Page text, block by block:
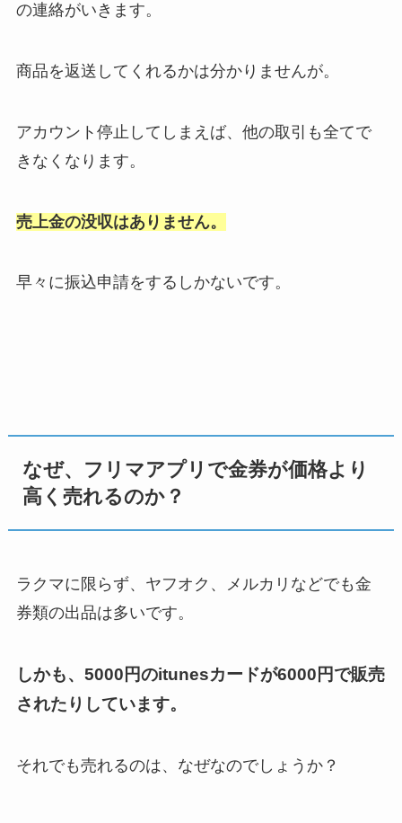
の連絡がいきます。
商品を返送してくれるかは分かりませんが。
アカウント停止してしまえば、他の取引も全てで
きなくなります。
売上金の没収はありません。
早々に振込申請をするしかないです。
なぜ、フリマアプリで金券が価格より
高く売れるのか？
ラクマに限らず、ヤフオク、メルカリなどでも金
券類の出品は多いです。
しかも、5000円のitunesカードが6000円で販売
されたりしています。
それでも売れるのは、なぜなのでしょうか？